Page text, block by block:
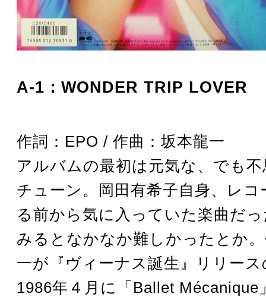
A-1：WONDER TRIP LOVER
作詞：EPO / 作曲：坂本龍一
アルバムの最初は元気な、でも
チューン。岡田有希子自身、レ
る前から気に入っていた楽曲だ
みるとなかなか難しかったとか
一が『ヴィーナス誕生』リリー
1986年４月に「Ballet Mécanique